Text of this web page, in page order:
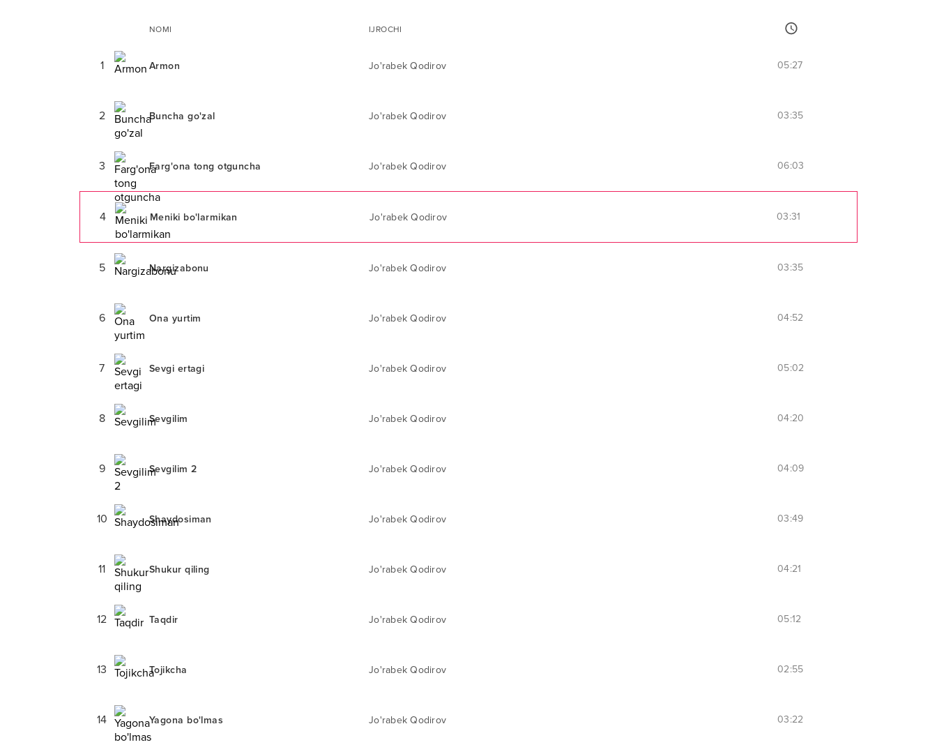
NOMI IJROCHI
1 Armon Jo'rabek Qodirov 05:27
2 Buncha go'zal Jo'rabek Qodirov 03:35
3 Farg'ona tong otguncha Jo'rabek Qodirov 06:03
4 Meniki bo'larmikan Jo'rabek Qodirov 03:31
5 Nargizabonu Jo'rabek Qodirov 03:35
6 Ona yurtim Jo'rabek Qodirov 04:52
7 Sevgi ertagi Jo'rabek Qodirov 05:02
8 Sevgilim Jo'rabek Qodirov 04:20
9 Sevgilim 2 Jo'rabek Qodirov 04:09
10 Shaydosiman Jo'rabek Qodirov 03:49
11 Shukur qiling Jo'rabek Qodirov 04:21
12 Taqdir Jo'rabek Qodirov 05:12
13 Tojikcha Jo'rabek Qodirov 02:55
14 Yagona bo'lmas Jo'rabek Qodirov 03:22